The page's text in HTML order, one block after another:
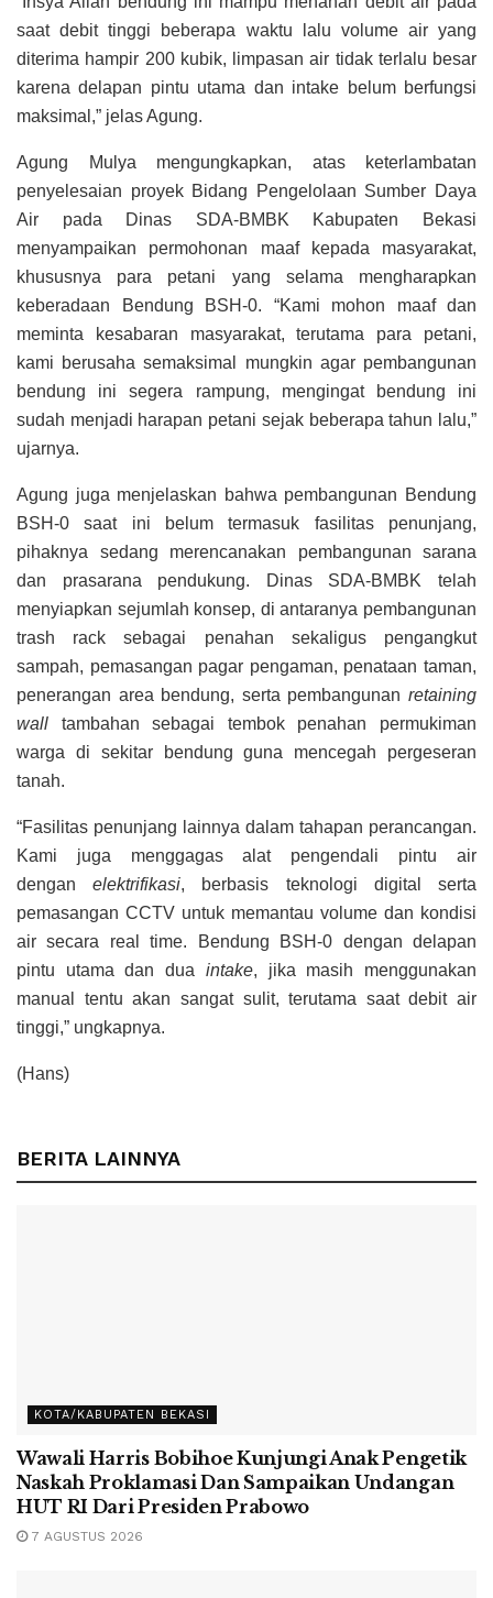
saat debit tinggi beberapa waktu lalu volume air yang
diterima hampir 200 kubik, limpasan air tidak terlalu besar
karena delapan pintu utama dan intake belum berfungsi
maksimal,” jelas Agung.
Agung Mulya mengungkapkan, atas keterlambatan
penyelesaian proyek Bidang Pengelolaan Sumber Daya
Air pada Dinas SDA-BMBK Kabupaten Bekasi
menyampaikan permohonan maaf kepada masyarakat,
khususnya para petani yang selama mengharapkan
keberadaan Bendung BSH-0. “Kami mohon maaf dan
meminta kesabaran masyarakat, terutama para petani,
kami berusaha semaksimal mungkin agar pembangunan
bendung ini segera rampung, mengingat bendung ini
sudah menjadi harapan petani sejak beberapa tahun lalu,”
ujarnya.
Agung juga menjelaskan bahwa pembangunan Bendung
BSH-0 saat ini belum termasuk fasilitas penunjang,
pihaknya sedang merencanakan pembangunan sarana
dan prasarana pendukung. Dinas SDA-BMBK telah
menyiapkan sejumlah konsep, di antaranya pembangunan
trash rack sebagai penahan sekaligus pengangkut
sampah, pemasangan pagar pengaman, penataan taman,
penerangan area bendung, serta pembangunan retaining
wall tambahan sebagai tembok penahan permukiman
warga di sekitar bendung guna mencegah pergeseran
tanah.
“Fasilitas penunjang lainnya dalam tahapan perancangan.
Kami juga menggagas alat pengendali pintu air
denganelektrifikasi, berbasis teknologi digital serta
pemasangan CCTV untuk memantau volume dan kondisi
air secara real time. Bendung BSH-0 dengan delapan
pintu utama dan dua intake, jika masih menggunakan
manual tentu akan sangat sulit, terutama saat debit air
tinggi,” ungkapnya.
(Hans)
BERITA LAINNYA
KOTA/KABUPATEN BEKASI
Wawali Harris Bobihoe Kunjungi Anak Pengetik
Naskah Proklamasi Dan Sampaikan Undangan
HUT RI Dari Presiden Prabowo
7 AGUSTUS 2026